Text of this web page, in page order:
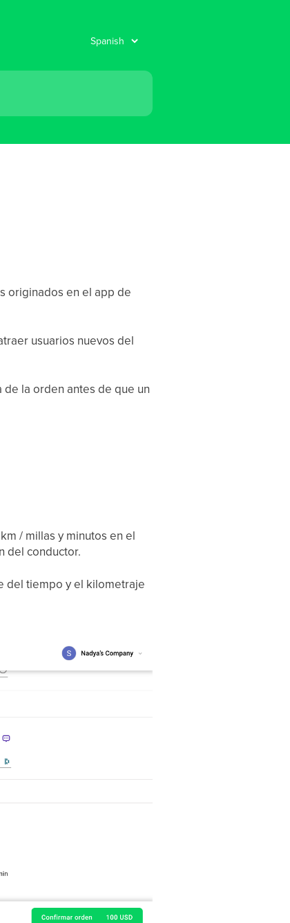
originados en el app de
usuarios nuevos del
la orden antes de que un
/ millas y minutos en el
del conductor.
del tiempo y el kilometraje